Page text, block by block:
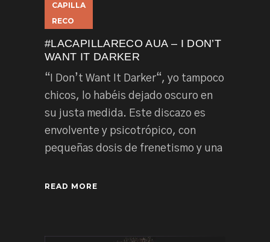
CAPILLA
RECO
#LACAPILLARECO AUA – I DON’T
WANT IT DARKER
“I Don’t Want It Darker“, yo tampoco
chicos, lo habéis dejado oscuro en
su justa medida. Este discazo es
envolvente y psicotrópico, con
pequeñas dosis de frenetismo y una
READ MORE